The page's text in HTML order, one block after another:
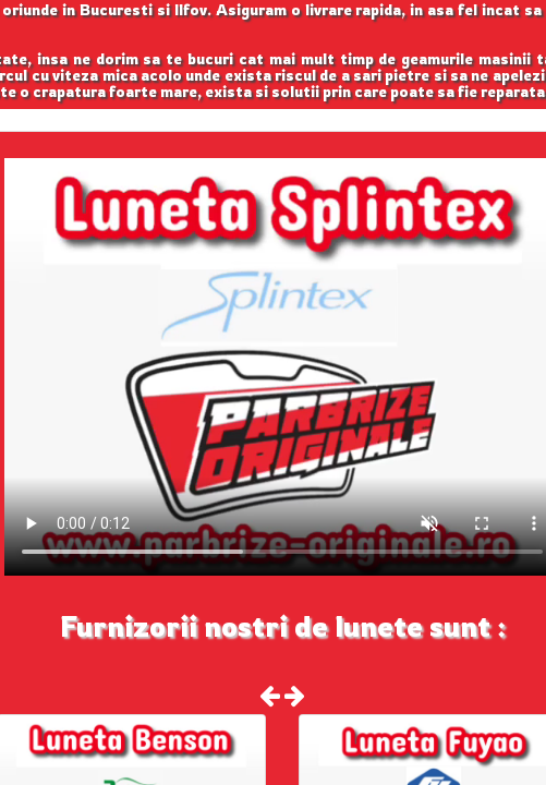
in Bucuresti si Ilfov. Asiguram o livrare rapida, in asa fel incat
insa ne dorim sa te bucuri cat mai mult timp de geamurile masinii
cu viteza mica acolo unde exista riscul de a sari pietre si sa ne
o crapatura foarte mare, exista si solutii prin care poate sa fie
Furnizorii nostri de lunete sunt :